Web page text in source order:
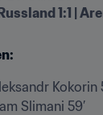
1:1 |
Kokorin
Slimani 59’